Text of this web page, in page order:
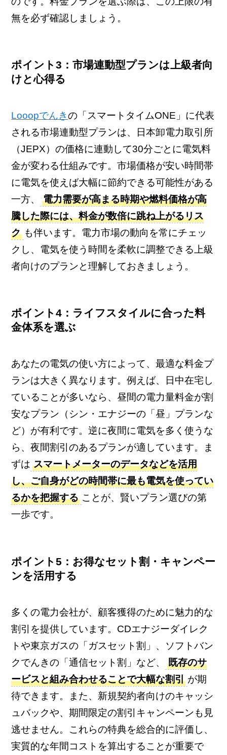
無を必ず確認しましょう。
ポイント3：市場連動型プランは上級者向
けと心得る
Looopでんきの「スマートタイムONE」に代表
される市場連動型プランは、日本卸電力取引所
（JEPX）の価格に連動して30分ごとに電気料
金が変わる仕組みです。市場価格が安い時間帯
に電気を使えば大幅に節約できる可能性がある
一方、
電力需要が高まる時期や燃料価格が高
騰した際には、料金が数倍に跳ね上がるリス
ク も伴います。電力市場の動向を常にチェッ
クし、電気を使う時間を柔軟に調整できる上級
者向けのプランと理解しておきましょう。
ポイント4：ライフスタイルに合った料
金体系を選ぶ
あなたの電気の使い方によって、最適な料金プ
ランは大きく異なります。例えば、日中在宅し
ていることが多いなら、昼間の電力量料金が割
安なプラン（シン・エナジーの「昼」プランな
ど）が有利です。逆に夜間に電気を多く使うな
ら、夜間割引のあるプランが適しています。ま
ずは スマートメーターのデータなどを活用
し、ご自身がどの時間帯に最も電気を使ってい
るかを把握する ことが、賢いプラン選びの第
一歩です。
ポイント5：お得なセット割・キャンペー
ンを活用する
多くの電力会社が、顧客獲得のために魅力的な
割引を提供しています。CDエナジーダイレク
トや東京ガスの「ガスセット割」、ソフトバン
クでんきの「通信セット割」など、
既存のサ
ービスと組み合わせることで大幅な割引 が期
待できます。また、新規契約者向けのキャッシ
ュバックや、期間限定の割引キャンペーンも見
逃せません。これらの特典を総合的に評価し、
実質的な年間コストを算出することが重要で